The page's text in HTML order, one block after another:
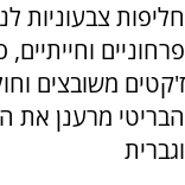
חליפות צבעוניות
פרחוניים
ז'קטים משובצים
הבריטי מרענן את
וגברית